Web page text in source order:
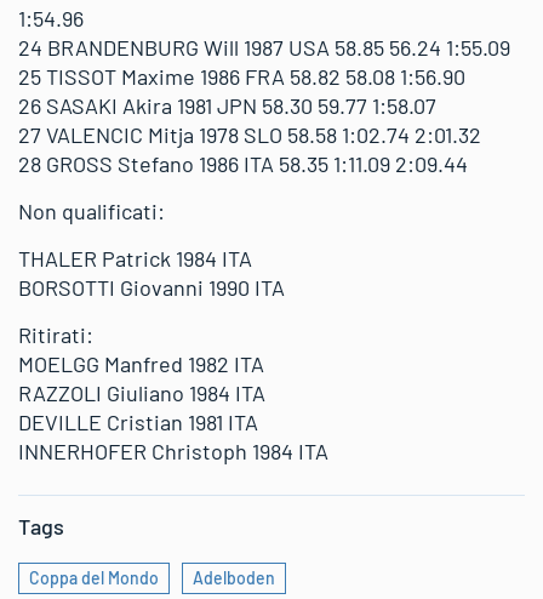
1:54.96
24 BRANDENBURG Will 1987 USA 58.85 56.24 1:55.09
25 TISSOT Maxime 1986 FRA 58.82 58.08 1:56.90
26 SASAKI Akira 1981 JPN 58.30 59.77 1:58.07
27 VALENCIC Mitja 1978 SLO 58.58 1:02.74 2:01.32
28 GROSS Stefano 1986 ITA 58.35 1:11.09 2:09.44
Non qualificati:
THALER Patrick 1984 ITA
BORSOTTI Giovanni 1990 ITA
Ritirati:
MOELGG Manfred 1982 ITA
RAZZOLI Giuliano 1984 ITA
DEVILLE Cristian 1981 ITA
INNERHOFER Christoph 1984 ITA
Tags
Coppa del Mondo Adelboden